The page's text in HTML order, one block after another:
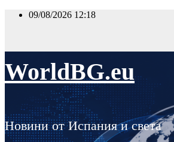
Skip
09/08/2026 12:18
WorldBG.eu
Новини от Испания и света